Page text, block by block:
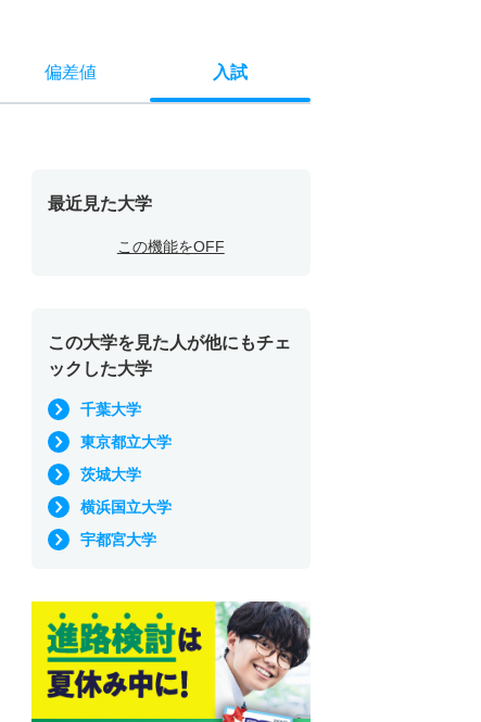
偏差値 入試
最近見た大学
この機能をOFF
この大学を見た人が他にもチェ
ックした大学
千葉大学
東京都立大学
茨城大学
横浜国立大学
宇都宮大学